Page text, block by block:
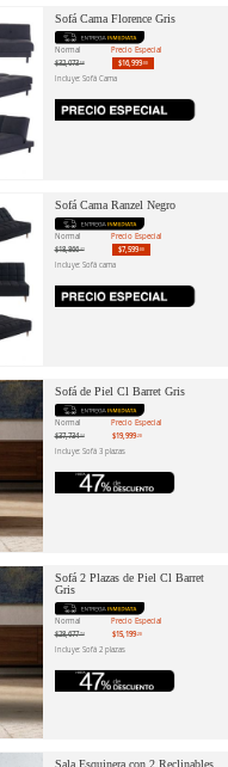
Sofá Cama Florence Gris
Normal
$32,073
Precio Especial
$16,999
Incluye: Sofá Cama
Sofá Cama Ranzel Negro
Normal
$18,866 .42
Precio Especial
$7,599
Incluye: Sofá cama
Sofá de Piel Cl Barret Gris
Normal
$37,734
Precio Especial
$19,999.20
Incluye: Sofá 3 plazas
Sofá 2 Plazas de Piel Cl Barret
Gris
Normal
$28,677.74
Precio Especial
$15,199.20
Incluye: Sofá 2 plazas
Sala Esquinera con 2 Reclinables